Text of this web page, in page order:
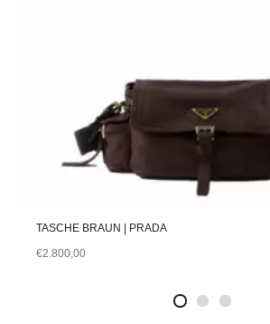
TASCHE BRAUN | PRADA
€2.800,00